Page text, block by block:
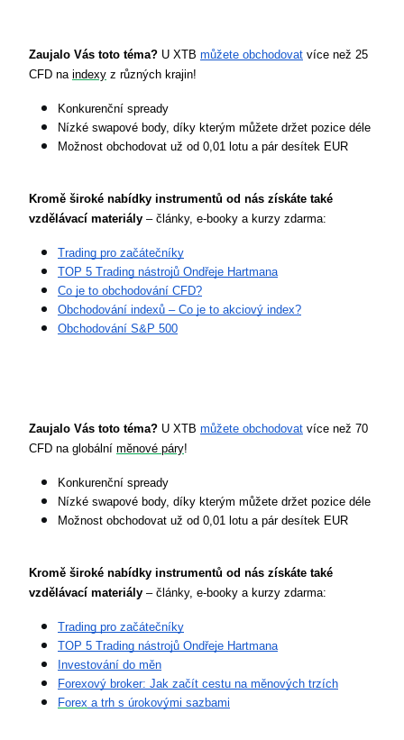
Zaujalo Vás toto téma? U XTB můžete obchodovat více než 25
CFD na indexy z různých krajin!
Konkurenční spready
Nízké swapové body, díky kterým můžete držet pozice déle
Možnost obchodovat už od 0,01 lotu a pár desítek EUR
Kromě široké nabídky instrumentů od nás získáte také
vzdělávací materiály – články, e-booky a kurzy zdarma:
Trading pro začátečníky
TOP 5 Trading nástrojů Ondřeje Hartmana
Co je to obchodování CFD?
Obchodování indexů – Co je to akciový index?
Obchodování S&P 500
Zaujalo Vás toto téma? U XTB můžete obchodovat více než 70
CFD na globální měnové páry!
Konkurenční spready
Nízké swapové body, díky kterým můžete držet pozice déle
Možnost obchodovat už od 0,01 lotu a pár desítek EUR
Kromě široké nabídky instrumentů od nás získáte také
vzdělávací materiály – články, e-booky a kurzy zdarma:
Trading pro začátečníky
TOP 5 Trading nástrojů Ondřeje Hartmana
Investování do měn
Forexový broker: Jak začít cestu na měnových trzích
Forex a trh s úrokovými sazbami